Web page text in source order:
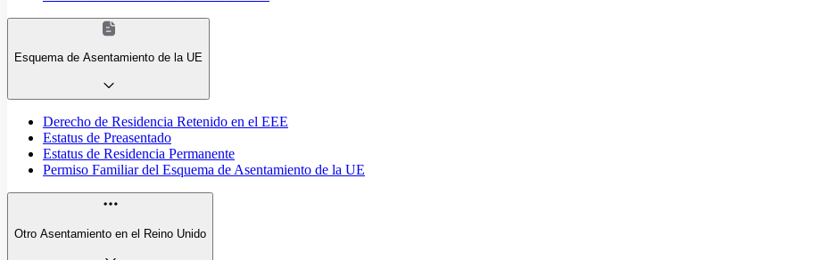
Esquema de Asentamiento de la UE
Derecho de Residencia Retenido en el EEE
Estatus de Preasentado
Estatus de Residencia Permanente
Permiso Familiar del Esquema de Asentamiento de la UE
Otro Asentamiento en el Reino Unido